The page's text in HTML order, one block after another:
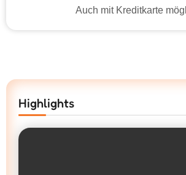
Auch mit Kreditkarte
Highlights